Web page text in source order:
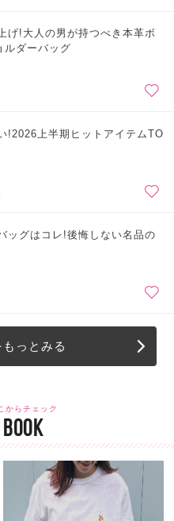
げ!大人の男が持つべき本革ボ
ルダーバッグ
!2026上半期ヒットアイテムTO
ッグはコレ!後悔しない名品の
っとみる
からチェック